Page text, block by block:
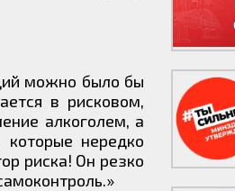
можно было бы
в рисковом,
алкоголем, а
нередко
риска! Он резко